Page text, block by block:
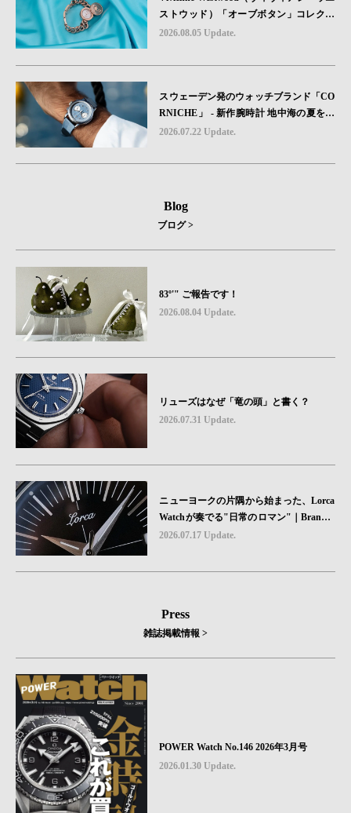
ストウッド）「オーブボタン」コレクシ
ョンに、⽇本限定カラーのローズゴール
2026.08.05 Update.
スウェーデン発のウォッチブランド「CO
RNICHE」 - 新作腕時計 地中海の夏を映
す、爽やかなブルーダイヤル「Heritage C
2026.07.22 Update.
Blog
ブログ >
83º'" ご報告です！
2026.08.04 Update.
リューズはなぜ「竜の頭」と書く？
2026.07.31 Update.
ニューヨークの片隅から始まった、Lorca
Watchが奏でる"日常のロマン"｜Brand P
icks #08
2026.07.17 Update.
Press
雑誌掲載情報 >
POWER Watch No.146 2026年3月号
2026.01.30 Update.